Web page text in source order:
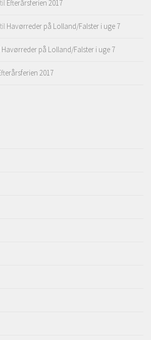
til Efterårsferien 2017
til Havørreder på Lolland/Falster i uge 7
Havørreder på Lolland/Falster i uge 7
2017